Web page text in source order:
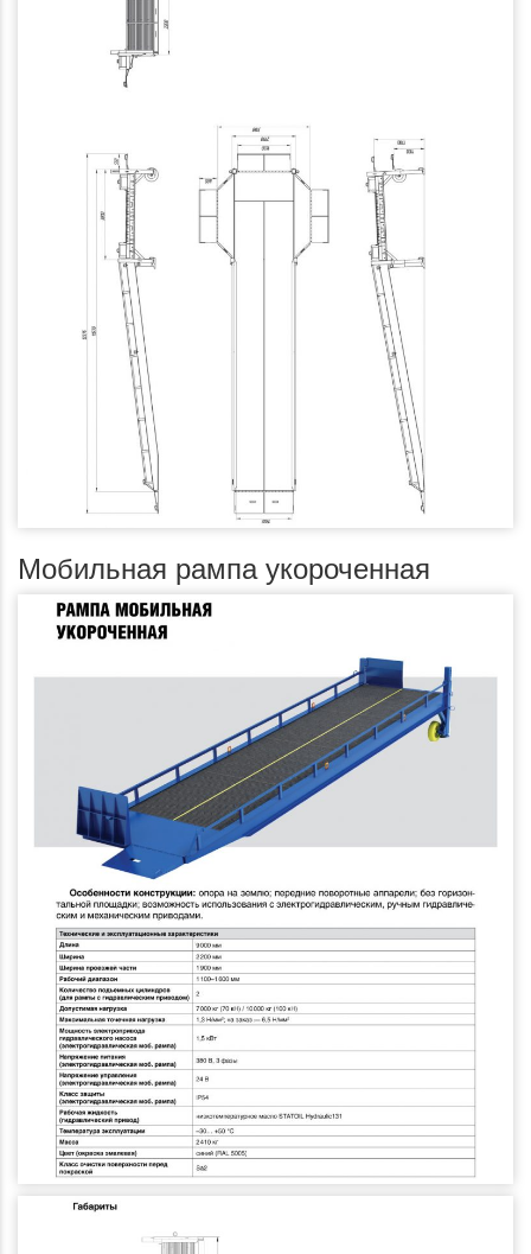
Мобильная рампа укороченная